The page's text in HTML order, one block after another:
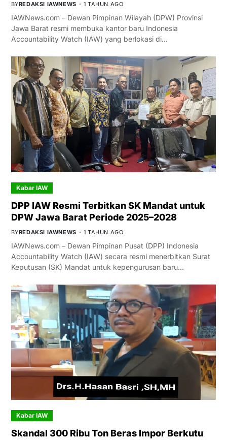
BYREDAKSI IAWNEWS 1 TAHUN AGO
IAWNews.com – Dewan Pimpinan Wilayah (DPW) Provinsi
Jawa Barat resmi membuka kantor baru Indonesia
Accountability Watch (IAW) yang berlokasi di…
Kabar IAW
DPP IAW Resmi Terbitkan SK Mandat untuk
DPW Jawa Barat Periode 2025–2028
BYREDAKSI IAWNEWS 1 TAHUN AGO
IAWNews.com – Dewan Pimpinan Pusat (DPP) Indonesia
Accountability Watch (IAW) secara resmi menerbitkan Surat
Keputusan (SK) Mandat untuk kepengurusan baru…
Kabar IAW
Skandal 300 Ribu Ton Beras Impor Berkutu